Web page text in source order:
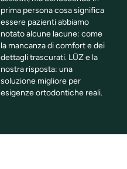
prima persona cosa significa
essere pazienti abbiamo
notato alcune lacune: come
la mancanza di comfort e dei
dettagli trascurati. LŪZ e la
nostra risposta: una
soluzione migliore per
esigenze ortodontiche reali.